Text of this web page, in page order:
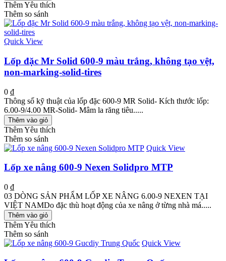
Thêm Yêu thích
Thêm so sánh
Quick View
Lốp đặc Mr Solid 600-9 màu trắng, không tạo vệt,
non-marking-solid-tires
0 ₫
Thông số kỹ thuật của lốp đặc 600-9 MR Solid- Kích thước lốp:
6.00-9/4.00 MR-Solid- Mâm la răng tiêu.....
Thêm vào giỏ
Thêm Yêu thích
Thêm so sánh
Quick View
Lốp xe nâng 600-9 Nexen Solidpro MTP
0 ₫
03 DÒNG SẢN PHẨM LỐP XE NÂNG 6.00-9 NEXEN TẠI
VIỆT NAMDo đặc thù hoạt động của xe nâng ở từng nhà má.....
Thêm vào giỏ
Thêm Yêu thích
Thêm so sánh
Quick View